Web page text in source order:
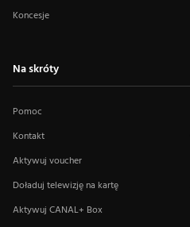
Koncesje
Na skróty
Pomoc
Kontakt
Aktywuj voucher
Doładuj telewizję na kartę
Aktywuj CANAL+ Box